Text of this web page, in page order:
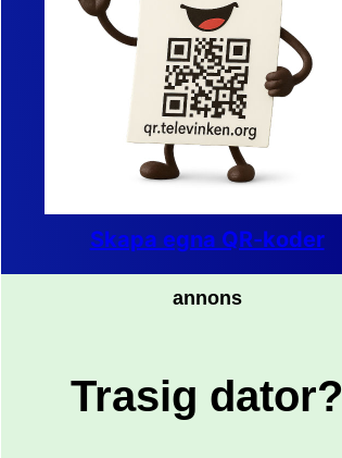
Skapa egna QR-koder
annons
Trasig dator?